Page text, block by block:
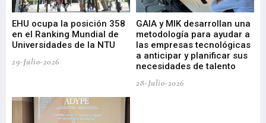
EHU ocupa la posición 358
en el Ranking Mundial de
Universidades de la NTU
29-Julio-2026
GAIA y MIK desarrollan una
metodología para ayudar a
las empresas tecnológicas
a anticipar y planificar sus
necesidades de talento
28-Julio-2026